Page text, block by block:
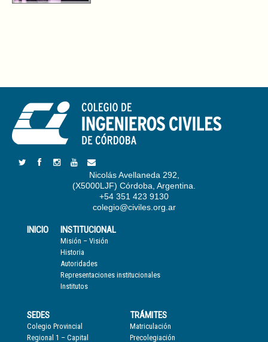
Nicolás Avellaneda 292,
(X5000LJF) Córdoba, Argentina.
+54 351 423 9130
colegio@civiles.org.ar
INICIO INSTITUCIONAL
Misión – Visión
Historia
Autoridades
Representaciones institucionales
Institutos
SEDES
Colegio Provincial
Regional 1 – Capital
TRÁMITES
Matriculación
Precolegiación